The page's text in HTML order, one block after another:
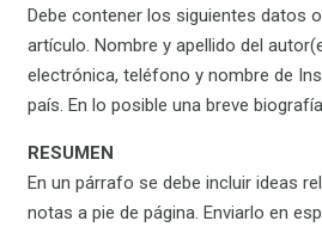
Debe contener los siguientes datos
artículo. Nombre y apellido del
electrónica, teléfono y nombre de
país. En lo posible una breve
RESUMEN
En un párrafo se debe incluir ideas
notas a pie de página. Enviarlo en